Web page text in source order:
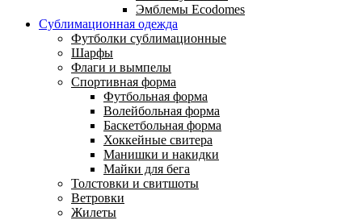
Эмблемы Ecodomes
Сублимационная одежда
Футболки сублимационные
Шарфы
Флаги и вымпелы
Спортивная форма
Футбольная форма
Волейбольная форма
Баскетбольная форма
Хоккейные свитера
Манишки и накидки
Майки для бега
Толстовки и свитшоты
Ветровки
Жилеты